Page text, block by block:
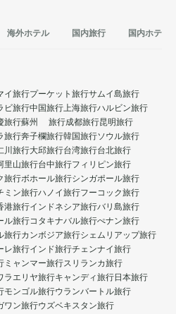
海外ホテル 国内旅行 国内ホテル
イ旅行プーケット旅行サムイ島旅行
ビ旅行中国旅行上海旅行ハルビン旅行
旅行蘇州 旅行成都旅行昆明旅行
旅行奔子欄旅行韓国旅行ソウル旅行
川旅行大邱旅行台湾旅行台北旅行
里山旅行台中旅行フィリピン旅行
旅行ボホール旅行シンガポール旅行
ミン旅行ハノイ旅行フーコック旅行
港旅行インドネシア旅行バリ島旅行
ル旅行コタキナバル旅行ぺナン旅行
旅行カンボジア旅行シェムリアップ旅行
レ旅行インド旅行チェンナイ旅行
ミャンマー旅行スリランカ旅行
ラエリヤ旅行キャンディ旅行日本旅行
モンゴル旅行ウランバートル旅行
ワン旅行ウズベキスタン旅行